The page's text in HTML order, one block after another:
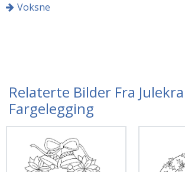
Voksne
Relaterte Bilder Fra
Fargelegging